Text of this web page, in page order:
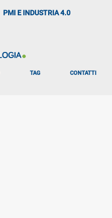
PMI E INDUSTRIA 4.0
TAG CONTATTI